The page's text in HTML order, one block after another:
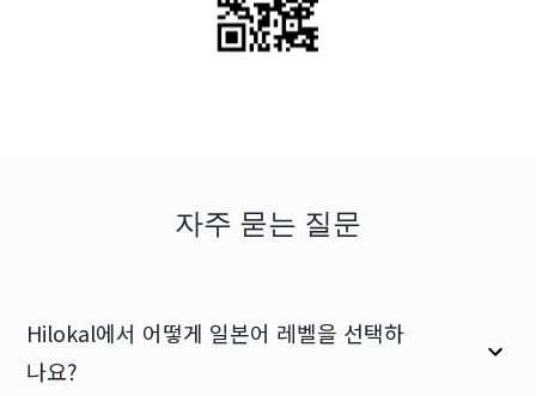
자주 묻는 질문
Hilokal에서 어떻게 일본어 레벨을 선택하
나요?